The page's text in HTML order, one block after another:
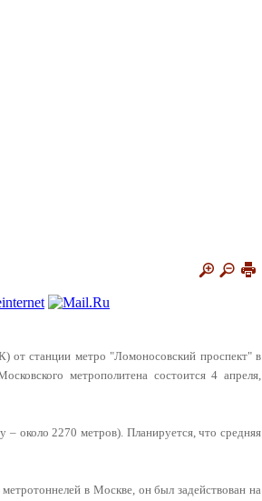
от станции метро "Ломоносовский проспект" в
метрополитена состоится 4 апреля,
около 2270 метров). Планируется, что средняя
в Москве, он был задействован на